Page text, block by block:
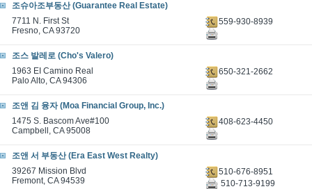
조슈아조부동산 (Guarantee Real Estate)
7711 N. First St
Fresno, CA 93720
559-930-8939
조스 발레로 (Cho's Valero)
1963 EI Camino Real
Palo Alto, CA 94306
650-321-2662
조앤 김 융자 (Moa Financial Group, Inc.)
1475 S. Bascom Ave#100
Campbell, CA 95008
408-623-4450
조앤 서 부동산 (Era East West Realty)
39267 Mission Blvd
Fremont, CA 94539
510-676-8951
510-713-9199